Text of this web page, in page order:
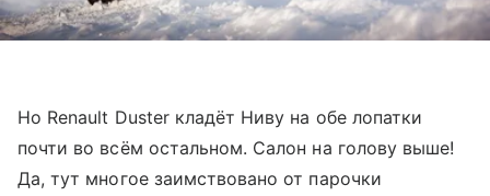
Но Renault Duster кладёт Ниву на обе лопатки
почти во всём остальном. Салон на голову выше!
Да, тут многое заимствовано от парочки